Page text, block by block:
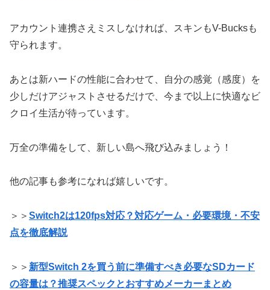
アカウント連携さえミスしなければ、スキンもV-Bucksも
守られます。
あとは新ハードの性能に合わせて、自分の感覚（感度）を
少しだけアジャストさせるだけで、今まで以上に快適なビ
クロイ生活が待っています。
万全の準備をして、新しい島へ飛び込みましょう！
他の記事も参考になれば嬉しいです。
＞＞ Switch2は120fps対応？対応ゲーム・必要環境・不安
点を徹底解説
＞＞ 新型Switch 2を買う前に準備すべき必要なSDカード
の容量は？推奨スペックとおすすめメーカーまとめ